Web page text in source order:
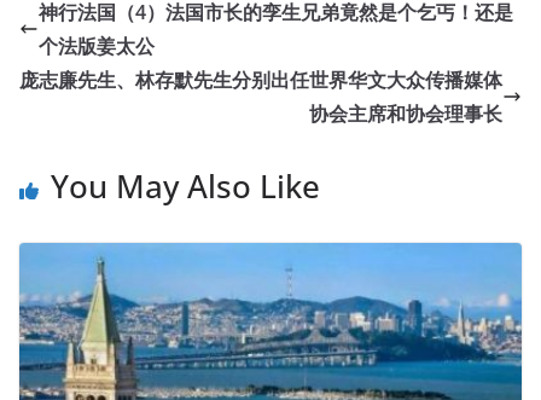
神行法国（4）法国市长的孪生兄弟竟然是个乞丐！还是
个法版姜太公
庞志廉先生、林存默先生分别出任世界华文大众传播媒体
协会主席和协会理事长
You May Also Like